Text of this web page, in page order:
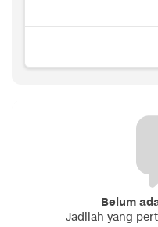
Belum
Jadilah yang